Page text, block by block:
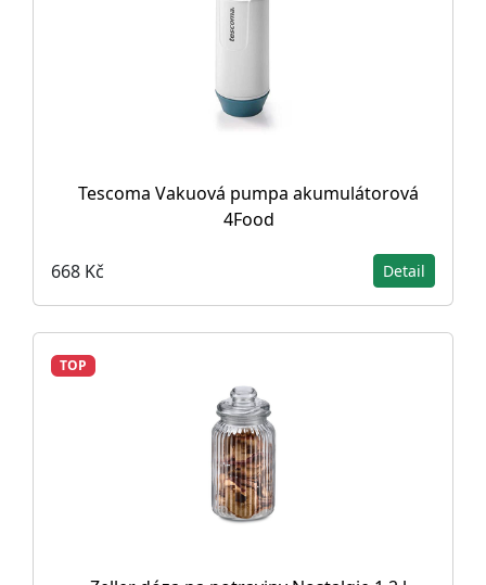
Tescoma Vakuová pumpa akumulátorová
4Food
668 Kč Detail
TOP